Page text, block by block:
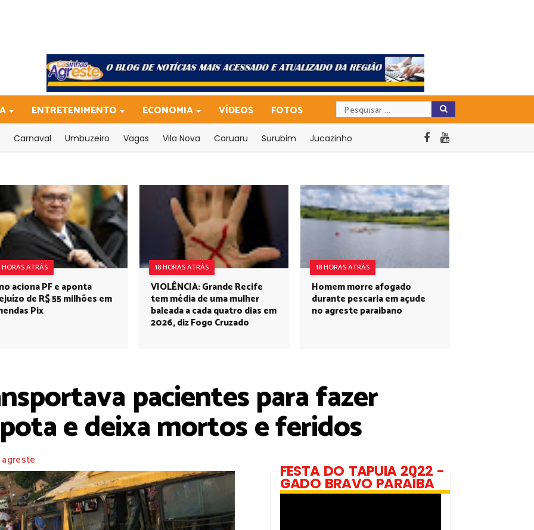
ENTRETENIMENTO ECONOMIA VÍDEOS FOTOS
Carnaval Umbuzeiro Vagas Vila Nova Caruaru Surubim Jucazinho
HORAS ATRÁS
aciona PF e aponta
de R$ 55 milhões em
Pix
18 HORAS ATRÁS
VIOLÊNCIA: Grande Recife
tem média de uma mulher
baleada a cada quatro dias em
2026, diz Fogo Cruzado
18 HORAS ATRÁS
Homem morre afogado
durante pescaria em açude
no agreste paraibano
pacientes para fazer
e deixa mortos e feridos
FESTA DO TAPUIA 2022 -
GADO BRAVO PARAÍBA